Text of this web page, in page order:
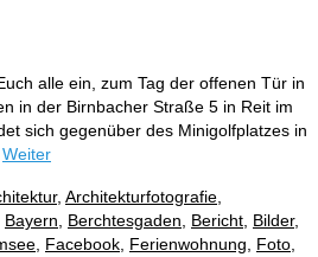
alle ein, zum Tag der offenen Tür in
in der Birnbacher Straße 5 in Reit im
sich gegenüber des Minigolfplatzes in
Weiter
, Architekturfotografie
Bayern Berchtesgaden Bericht Bilder,
Facebook Ferienwohnung Foto